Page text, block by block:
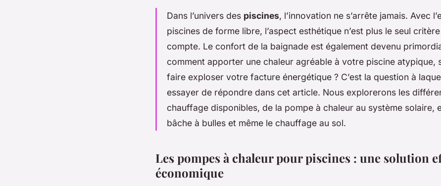
Dans l’univers des piscines, l’innovation ne s’arrête jamais. Avec
piscines de forme libre, l’aspect esthétique n’est plus le seul
compte. Le confort de la baignade est également devenu
comment apporter une chaleur agréable à votre piscine atypique,
faire exploser votre facture énergétique ? C’est la question à
essayer de répondre dans cet article. Nous explorerons les
chauffage disponibles, de la pompe à chaleur au système solaire,
bâche à bulles et même le chauffage au sol.
Les pompes à chaleur pour piscines : une solution
économique